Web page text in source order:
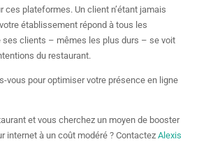
ces plateformes. Un client n’étant jamais
établissement répond à tous les
ses clients – mêmes les plus durs – se voit
du restaurant.
vous pour optimiser votre présence en ligne
et vous cherchez un moyen de booster
internet à un coût modéré ? Contactez Alexis